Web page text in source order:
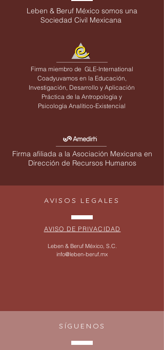
Leben & Beruf México somos una
Sociedad Civil Mexicana
Firma miembro de GLE-International
Coadyuvamos en la Educación,
Investigación, Desarrollo y Aplicación
Práctica de la Antropología y
Psicología Analítico-Existencial
Firma afiliada a la Asociación Mexicana en
Dirección de Recursos Humanos
AVISOS LEGALES
AVISO DE PRIVACIDAD
Leben & Beruf México, S.C.
info@leben-beruf.mx
SÍGUENOS